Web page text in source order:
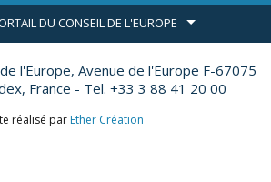
DU CONSEIL DE L'EUROPE
l'Europe, Avenue de l'Europe F-67075
France - Tel. +33 3 88 41 20 00
réalisé par Ether Création